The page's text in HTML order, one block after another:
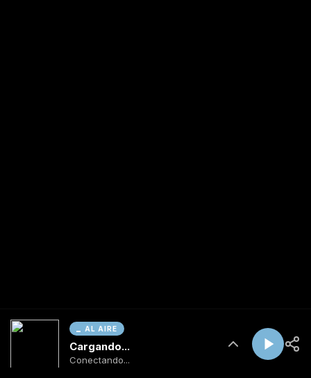
AL AIRE
Cargando...
Conectando...